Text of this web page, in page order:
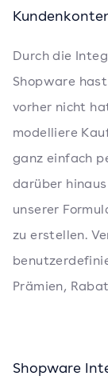
Durch die
Shopware
vorher nicht
modelliere
ganz einfach
darüber
unserer
zu erstellen.
Prämien,
Shopware